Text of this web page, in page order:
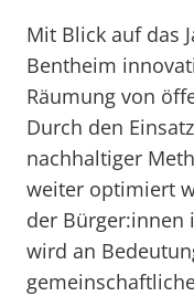
Mit Blick auf das
Bentheim
Räumung von
Durch den
nachhaltiger
weiter optimiert
der Bürger:innen
wird an